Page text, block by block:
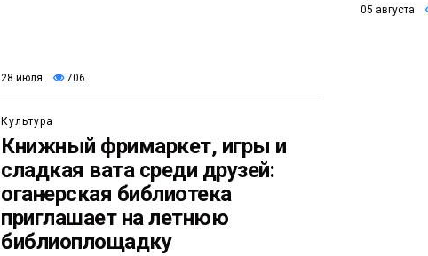
28 июля 706
Культура
Книжный фримаркет, игры и
сладкая вата среди друзей:
оганерская библиотека
приглашает на летнюю
библиоплощадку
05 августа